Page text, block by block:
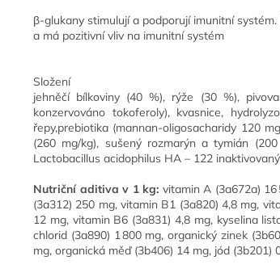
β-glukany stimulují a podporují imunitní
a má pozitivní vliv na imunitní systém
Složení
jehněčí bílkoviny (40 %), rýže (30 %),
konzervováno tokoferoly), kvasnice,
řepy,prebiotika (mannan-oligosacharidy 120
(260 mg/kg), sušený rozmarýn a tymián
Lactobacillus acidophilus HA – 122
Nutriční aditiva v 1 kg: vitamin A (3a672a)
(3a312) 250 mg, vitamin B1 (3a820) 4,8 mg,
12 mg, vitamin B6 (3a831) 4,8 mg, kyselina
chlorid (3a890) 1 800 mg, organický zinek
mg, organická měď (3b406) 14 mg, jód (3b201)